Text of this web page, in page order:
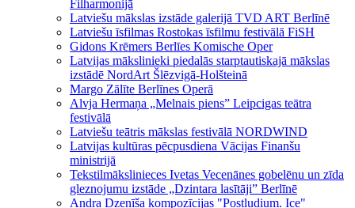
Filharmonijā
Latviešu mākslas izstāde galerijā TVD ART Berlīnē
Latviešu īsfilmas Rostokas īsfilmu festivālā FiSH
Gidons Krēmers Berlīes Komische Oper
Latvijas mākslinieki piedalās starptautiskajā mākslas
izstādē NordArt Šlēzvigā-Holšteinā
Margo Zālīte Berlīnes Operā
Alvja Hermaņa „Melnais piens” Leipcigas teātra
festivālā
Latviešu teātris mākslas festivālā NORDWIND
Latvijas kultūras pēcpusdiena Vācijas Finanšu
ministrijā
Tekstilmākslinieces Ivetas Vecenānes gobelēnu un zīda
gleznojumu izstāde „Dzintara lasītāji” Berlīnē
Andra Dzenīša kompozīcijas "Postludium. Ice"